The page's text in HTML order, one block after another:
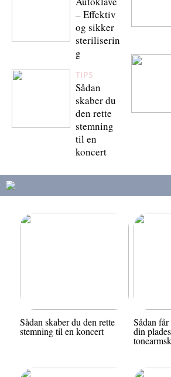
– Effektiv
og sikker
steriliserin
g
TIPS
Sådan
skaber du
den rette
stemning
til en
koncert
Sådan skaber du den rette
stemning til en koncert
Sådan
din